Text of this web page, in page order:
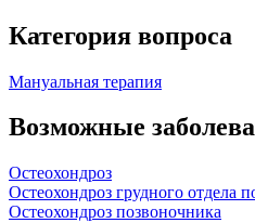
Категория вопроса
Мануальная терапия
Возможные
Остеохондроз
Остеохондроз грудного отдела
Остеохондроз позвоночника